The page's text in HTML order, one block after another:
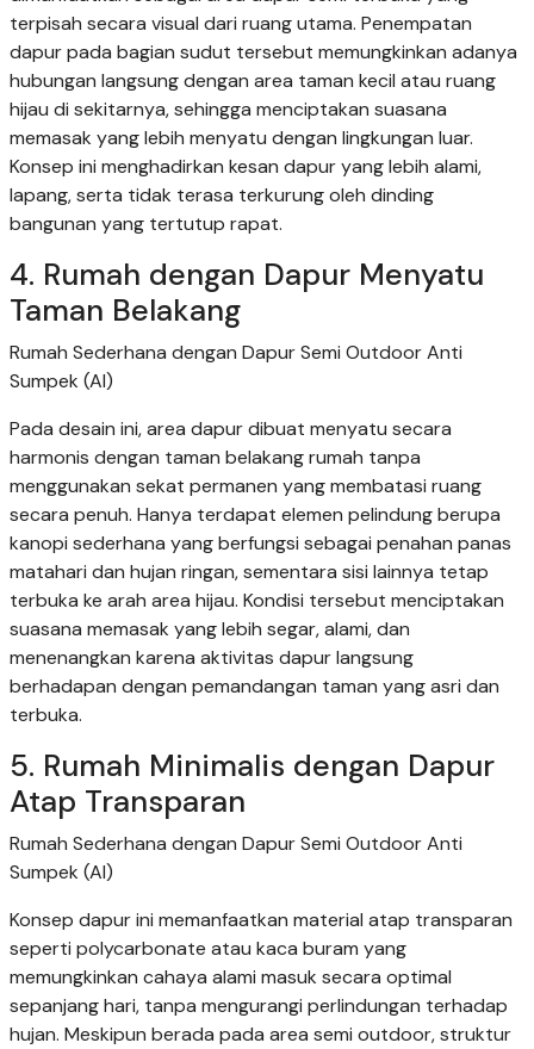
terpisah secara visual dari ruang utama. Penempatan
dapur pada bagian sudut tersebut memungkinkan adanya
hubungan langsung dengan area taman kecil atau ruang
hijau di sekitarnya, sehingga menciptakan suasana
memasak yang lebih menyatu dengan lingkungan luar.
Konsep ini menghadirkan kesan dapur yang lebih alami,
lapang, serta tidak terasa terkurung oleh dinding
bangunan yang tertutup rapat.
4. Rumah dengan Dapur Menyatu
Taman Belakang
Rumah Sederhana dengan Dapur Semi Outdoor Anti
Sumpek (AI)
Pada desain ini, area dapur dibuat menyatu secara
harmonis dengan taman belakang rumah tanpa
menggunakan sekat permanen yang membatasi ruang
secara penuh. Hanya terdapat elemen pelindung berupa
kanopi sederhana yang berfungsi sebagai penahan panas
matahari dan hujan ringan, sementara sisi lainnya tetap
terbuka ke arah area hijau. Kondisi tersebut menciptakan
suasana memasak yang lebih segar, alami, dan
menenangkan karena aktivitas dapur langsung
berhadapan dengan pemandangan taman yang asri dan
terbuka.
5. Rumah Minimalis dengan Dapur
Atap Transparan
Rumah Sederhana dengan Dapur Semi Outdoor Anti
Sumpek (AI)
Konsep dapur ini memanfaatkan material atap transparan
seperti polycarbonate atau kaca buram yang
memungkinkan cahaya alami masuk secara optimal
sepanjang hari, tanpa mengurangi perlindungan terhadap
hujan. Meskipun berada pada area semi outdoor, struktur